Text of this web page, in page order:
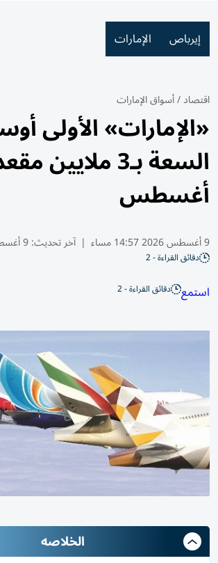
إيرباص الإمارات
اقتصاد/أسواق الإمارات
«الإمارات» الأولى
السعة بـ3
أغسطس
9 أغسطس 2026 14:57 مساء | آخر تحديث:9 أغسطس 15:13 2026
دقائق القراءة - 2
استمع دقائق القراءة - 2
الخلاصه